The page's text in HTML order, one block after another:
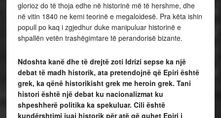
glorioz do të thoja edhe në historinë më të hershme, dhe
në vitin 1840 ne kemi teorinë e megaloidesë. Pra këta ishin
popull po kaq i zgjedhur duke manipuluar historinë e
shpallën vetën trashëgimtare të perandorisë bizante.
Ndoshta kanë dhe të drejtë zoti Idrizi sepse ka një
debat të madh historik, ata pretendojnë që Epiri është
grek, ka qënë historikisht grek me heroin grek. Tani
histori është një debat ku nacionalizmat ku
shpeshherë politika ka spekuluar. Cili është
kundërshtimi juaj historik për atë që quhet Epiri i